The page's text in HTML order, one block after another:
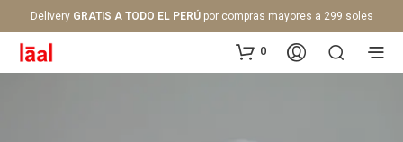
Delivery GRATIS A TODO EL PERÚpor compras mayores a 299 soles
0